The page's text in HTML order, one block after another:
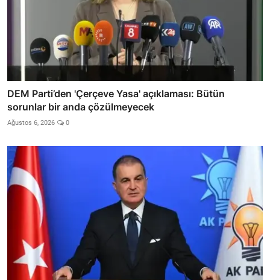
DEM Parti’den 'Çerçeve Yasa' açıklaması: Bütün
sorunlar bir anda çözülmeyecek
Ağustos 6, 2026 0